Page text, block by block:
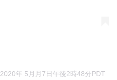
2020年 5月月7日午後2時48分PDT